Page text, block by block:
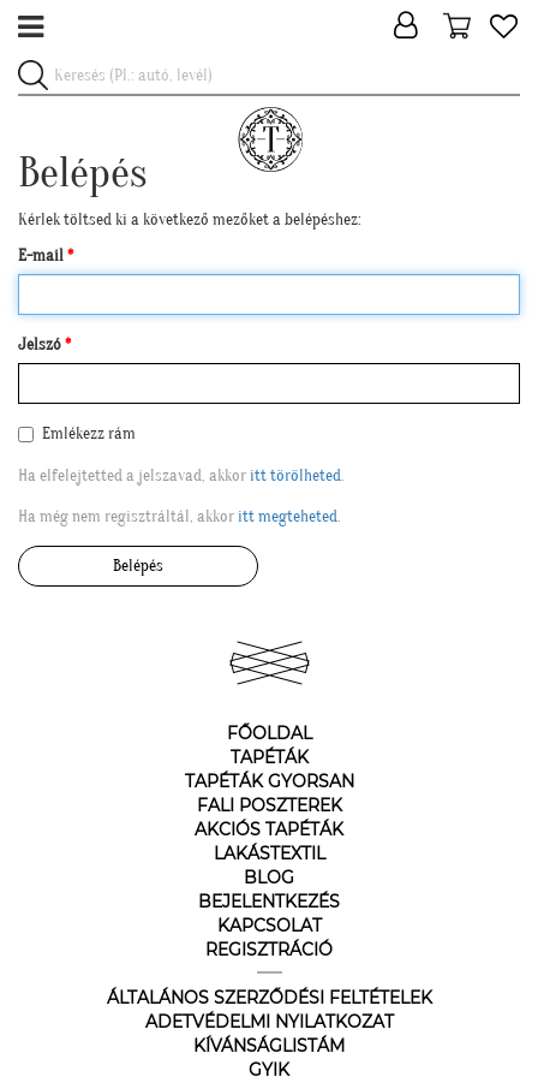
Belépés
Kérlek töltsed ki a következő mezőket a belépéshez:
E-mail
Jelszó
Emlékezz rám
Ha elfelejtetted a jelszavad, akkoritt törölheted.
Ha még nem regisztráltál, akkoritt megteheted.
Belépés
FŐOLDAL
TAPÉTÁK
TAPÉTÁK GYORSAN
FALI POSZTEREK
AKCIÓS TAPÉTÁK
LAKÁSTEXTIL
BLOG
BEJELENTKEZÉS
KAPCSOLAT
REGISZTRÁCIÓ
ÁLTALÁNOS SZERZŐDÉSI FELTÉTELEK
ADETVÉDELMI NYILATKOZAT
KÍVÁNSÁGLISTÁM
GYIK